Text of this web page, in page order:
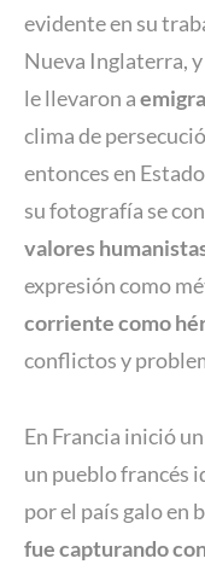
evidente en su
Nueva Inglaterra,
le llevaron a
clima de
entonces en
su fotografía se
valores
expresión como
corriente como
conflictos y
En Francia inició
un pueblo francés
por el país galo en
fue capturando